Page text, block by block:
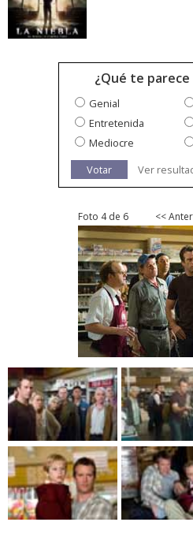
¿Qué te parece
Genial
Entretenida
Mediocre
Votar
Ver
Foto 4 de 6 <<